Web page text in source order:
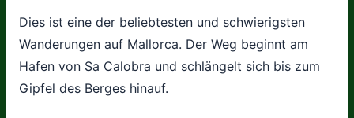
Dies ist eine der beliebtesten und schwierigsten
Wanderungen auf Mallorca. Der Weg beginnt am
Hafen von Sa Calobra und schlängelt sich bis zum
Gipfel des Berges hinauf.